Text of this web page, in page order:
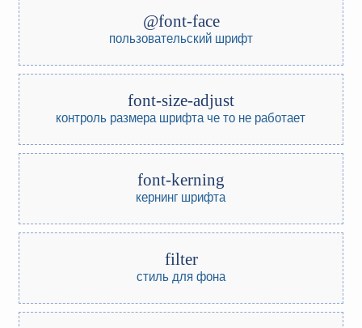
@font-face
пользовательский шрифт
font-size-adjust
контроль размера шрифтаче то не работает
font-kerning
кернинг шрифта
filter
стиль для фона